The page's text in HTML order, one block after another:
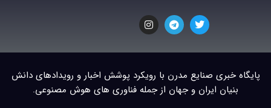
پایگاه خبری صنایع مدرن با رویکرد پوشش اخبار و رویدادهای دانش
بنیان ایران و جهان از جمله فناوری های هوش مصنوعی.